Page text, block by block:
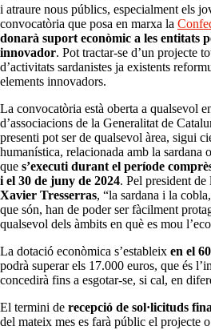
i atraure nous públics, especialment els
convocatòria que posa en marxa la
donarà suport econòmic a les entitats
innovador. Pot tractar-se d’un projecte
d’activitats sardanistes ja existents
elements innovadors.
La convocatòria està oberta a qualsevol
d’associacions de la Generalitat de
presenti pot ser de qualsevol àrea, sigui
humanística, relacionada amb la sardana
que s’executi durant el període
i el 30 de juny de 2024. Pel president
Xavier Tresserras, “la sardana i la
que són, han de poder ser fàcilment
qualsevol dels àmbits en què es mou
La dotació econòmica s’estableix en el
podrà superar els 17.000 euros, que és
concedirà fins a esgotar-se, si cal, en
El termini de recepció de sol·licituds
del mateix mes es farà públic el projecte